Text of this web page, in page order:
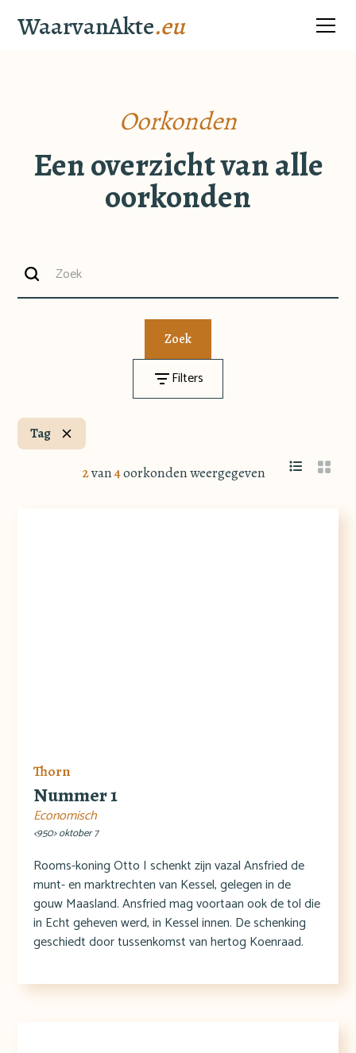
WaarvanAkte.eu
Oorkonden
Een overzicht van alle
oorkonden
Filters
Tag
2van4oorkonden weergegeven
Thorn
Nummer 1
Economisch
<950> oktober 7
Rooms-koning Otto I schenkt zijn vazal Ansfried de
munt- en marktrechten van Kessel, gelegen in de
gouw Maasland. Ansfried mag voortaan ook de tol die
in Echt geheven werd, in Kessel innen. De schenking
geschiedt door tussenkomst van hertog Koenraad.